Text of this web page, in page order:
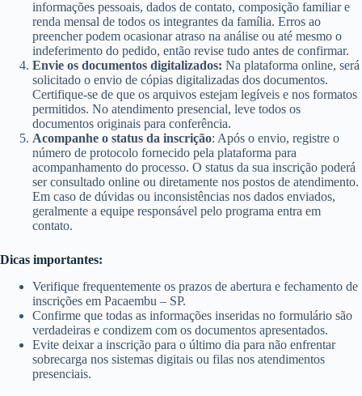
informações pessoais, dados de contato, composição familiar e
renda mensal de todos os integrantes da família. Erros ao
preencher podem ocasionar atraso na análise ou até mesmo o
indeferimento do pedido, então revise tudo antes de confirmar.
Envie os documentos digitalizados: Na plataforma online, será
solicitado o envio de cópias digitalizadas dos documentos.
Certifique-se de que os arquivos estejam legíveis e nos formatos
permitidos. No atendimento presencial, leve todos os
documentos originais para conferência.
Acompanhe o status da inscrição: Após o envio, registre o
número de protocolo fornecido pela plataforma para
acompanhamento do processo. O status da sua inscrição poderá
ser consultado online ou diretamente nos postos de atendimento.
Em caso de dúvidas ou inconsistências nos dados enviados,
geralmente a equipe responsável pelo programa entra em
contato.
Dicas importantes:
Verifique frequentemente os prazos de abertura e fechamento de
inscrições em Pacaembu – SP.
Confirme que todas as informações inseridas no formulário são
verdadeiras e condizem com os documentos apresentados.
Evite deixar a inscrição para o último dia para não enfrentar
sobrecarga nos sistemas digitais ou filas nos atendimentos
presenciais.